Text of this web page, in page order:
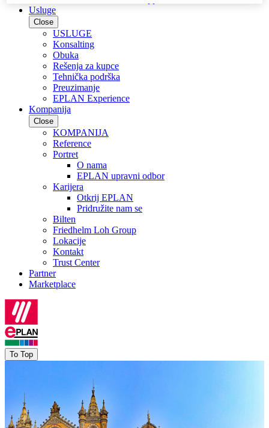
Usluge
Close
USLUGE
Konsalting
Obuka
Rešenja za kupce
Tehnička podrška
Preuzimanje
EPLAN Experience
Kompanija
Close
KOMPANIJA
Reference
Portret
O nama
EPLAN upravni odbor
Karijera
Otkrij EPLAN
Pridružite nam se
Bilten
Friedhelm Loh Group
Lokacije
Kontakt
Trust Center
Partner
Marketplace
To Top